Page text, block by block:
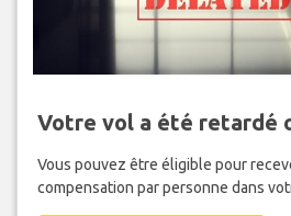
Votre vol a été retardé
Vous pouvez être éligible pour
compensation par personne dans